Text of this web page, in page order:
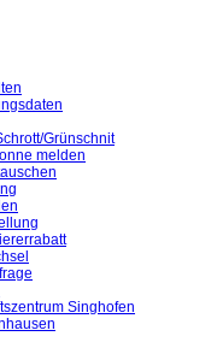
Grünschnit
melden
Singhofen